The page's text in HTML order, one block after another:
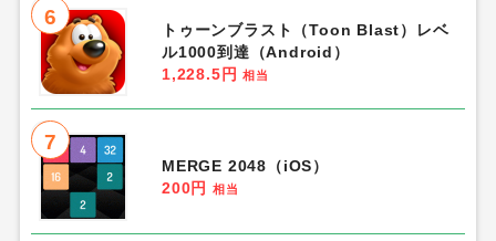
6
トゥーンブラスト（Toon Blast）レベ
ル1000到達（Android）
1,228.5円
相当
7
MERGE 2048（iOS）
200円
相当